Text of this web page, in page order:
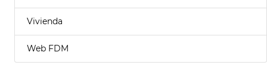
Vivienda
Web FDM